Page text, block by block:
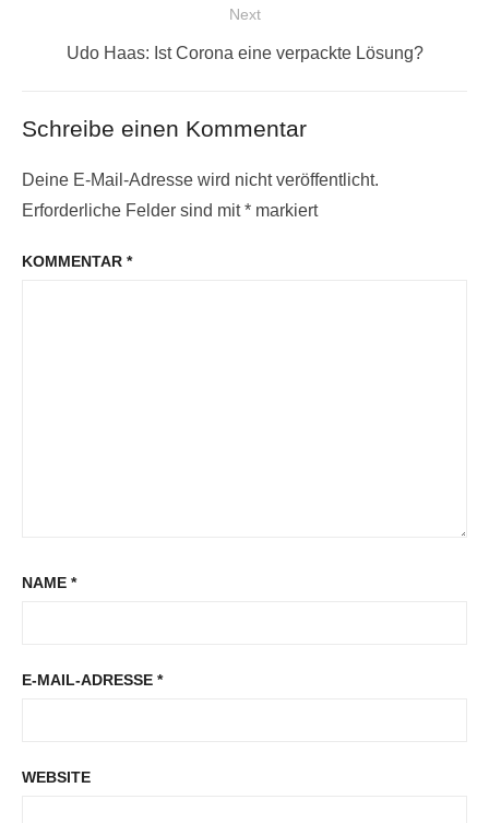
Next
Next
Udo Haas: Ist Corona eine verpackte Lösung?
Schreibe einen Kommentar
Deine E-Mail-Adresse wird nicht veröffentlicht.
Erforderliche Felder sind mit* markiert
KOMMENTAR *
NAME *
E-MAIL-ADRESSE *
WEBSITE